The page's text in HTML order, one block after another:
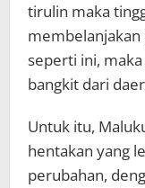
tirulin maka
membelanjakan
seperti ini,
bangkit dari
Untuk itu,
hentakan yang
perubahan,